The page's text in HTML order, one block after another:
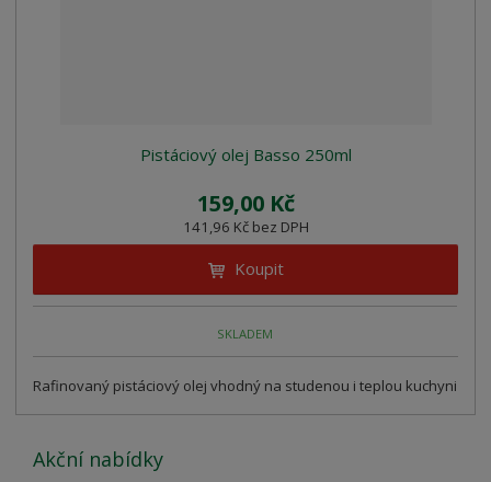
Pistáciový olej Basso 250ml
159,00 Kč
141,96 Kč bez DPH
Koupit
SKLADEM
Rafinovaný pistáciový olej vhodný na studenou i teplou kuchyni
Akční nabídky